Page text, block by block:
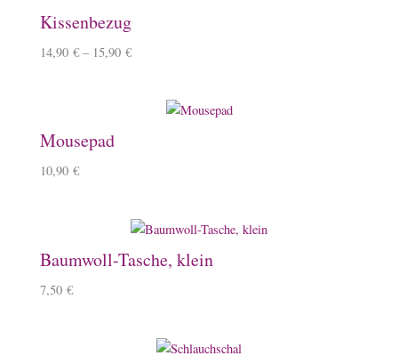
Kissenbezug
14,90 € – 15,90 €
Mousepad
10,90 €
Baumwoll-Tasche, klein
7,50 €